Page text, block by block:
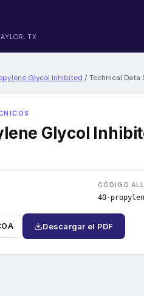
TX
Glycol Inhibited /Technical Data
Glycol
CÓDIGO
40-
Descargar el PDF